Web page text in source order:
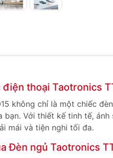
thoại Taotronics
không chỉ là một chiếc
bạn. Với thiết kế tinh tế,
mái và tiện nghi tối đa.
Đèn ngủ Taotronics